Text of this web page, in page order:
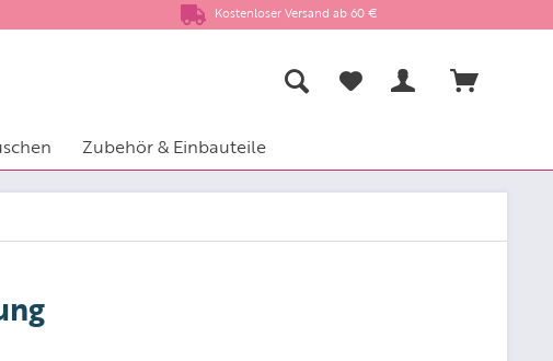
Kostenloser Versand ab 60 €
Zubehör & Einbauteile